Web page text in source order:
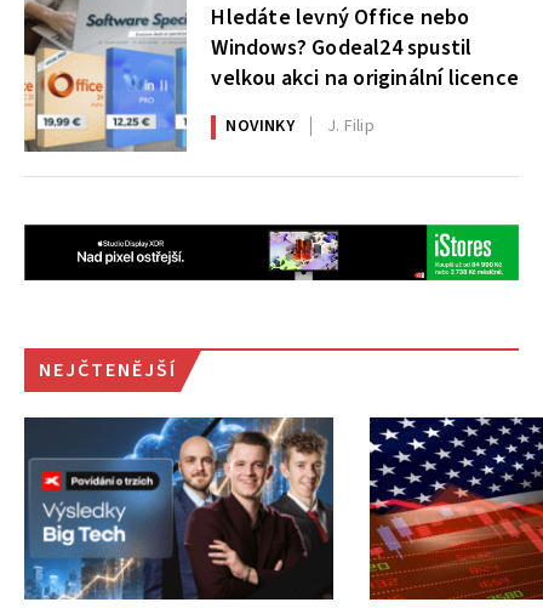
Hledáte levný Office nebo
Windows? Godeal24 spustil
velkou akci na originální licence
NOVINKY J. Filip
NEJČTENĚJŠÍ